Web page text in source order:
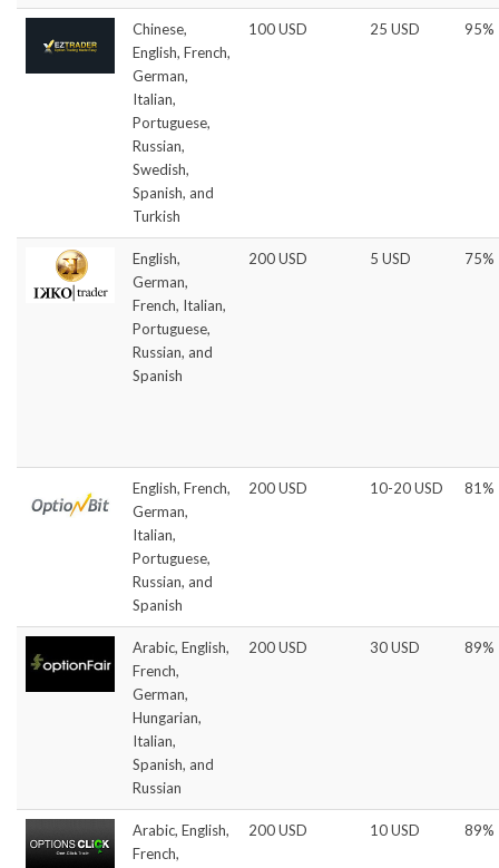
Chinese,
English, French,
German,
Italian,
Portuguese,
Russian,
Swedish,
Spanish, and
Turkish
100 USD 25 USD 95%
English,
German,
French, Italian,
Portuguese,
Russian, and
Spanish
200 USD 5 USD 75%
English, French,
German,
Italian,
Portuguese,
Russian, and
Spanish
200 USD 10-20 USD 81%
Arabic, English,
French,
German,
Hungarian,
Italian,
Spanish, and
Russian
200 USD 30 USD 89%
Arabic, English,
French,
200 USD 10 USD 89%